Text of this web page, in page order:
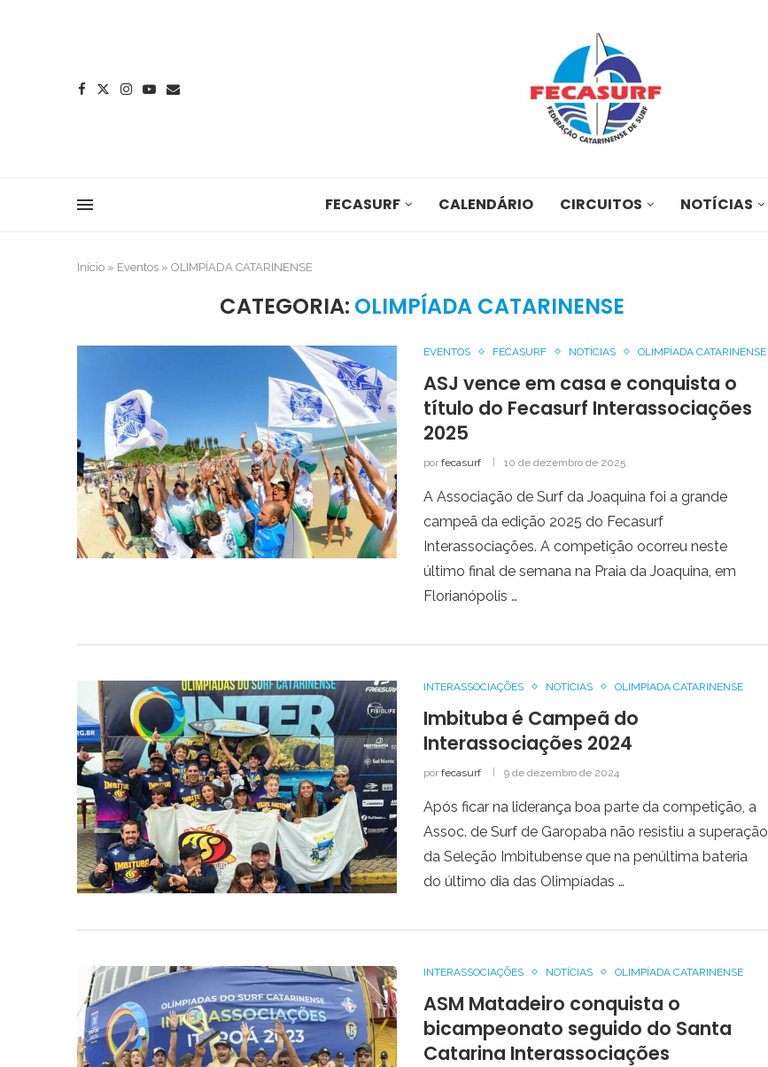
FECASURF CALENDÁRIO CIRCUITOS NOTÍCIAS
Início » Eventos » OLIMPÍADA CATARINENSE
CATEGORIA: OLIMPÍADA CATARINENSE
EVENTOS FECASURF NOTÍCIAS OLIMPÍADA CATARINENSE
ASJ vence em casa e conquista o
título do Fecasurf Interassociações
2025
por fecasurf 10 de dezembro de 2025
A Associação de Surf da Joaquina foi a grande
campeã da edição 2025 do Fecasurf
Interassociações. A competição ocorreu neste
último final de semana na Praia da Joaquina, em
Florianópolis …
INTERASSOCIAÇÕES NOTÍCIAS OLIMPÍADA CATARINENSE
Imbituba é Campeã do
Interassociações 2024
por fecasurf 9 de dezembro de 2024
Após ficar na liderança boa parte da competição, a
Assoc. de Surf de Garopaba não resistiu a superação
da Seleção Imbitubense que na penúltima bateria
do último dia das Olimpíadas …
INTERASSOCIAÇÕES NOTÍCIAS OLIMPÍADA CATARINENSE
ASM Matadeiro conquista o
bicampeonato seguido do Santa
Catarina Interassociações